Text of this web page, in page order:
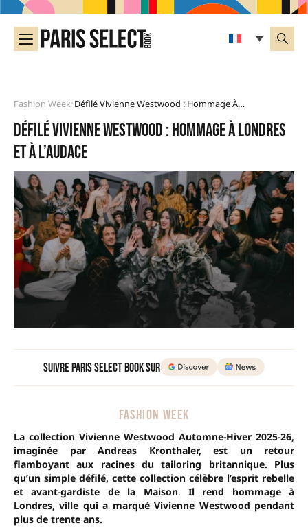
Fashion Week• Défilé Vivienne Westwood : Hommage À Londres Et À L’audace
Défilé Vivienne Westwood : hommage à Londres
et à l’audace
Suivre Paris Select Book sur
FASHION WEEK
La collection Vivienne Westwood Automne-Hiver 2025-26,
imaginée par Andreas Kronthaler, est un retour
flamboyant aux racines du tailoring britannique. Plus
qu’un simple défilé, cette collection célèbre l’esprit rebelle
et avant-gardiste de la Maison. Il rend hommage à
Londres, ville qui a marqué Vivienne Westwood pendant
plus de trente ans.